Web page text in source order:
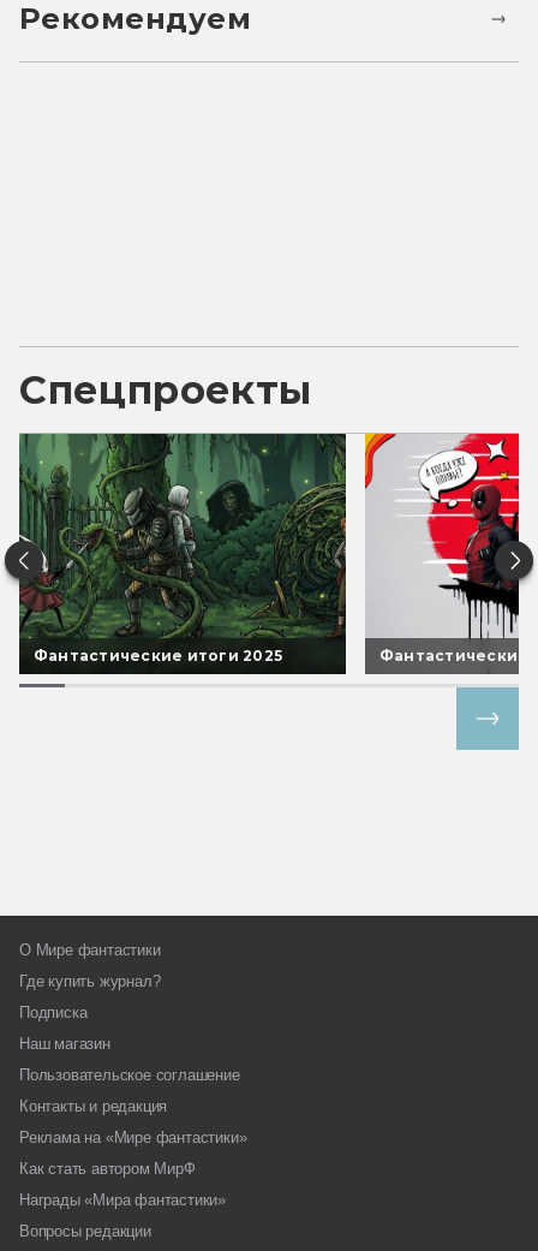
Рекомендуем
Спецпроекты
Фантастические итоги 2025 Фантастические
О Мире фантастики
Где купить журнал?
Подписка
Наш магазин
Пользовательское соглашение
Контакты и редакция
Реклама на «Мире фантастики»
Как стать автором МирФ
Награды «Мира фантастики»
Вопросы редакции